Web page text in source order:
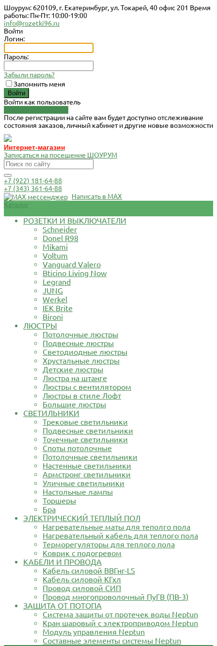
Шоурум: 620109, г. Екатеринбург, ул. Токарей, 40 офис 201 Время
работы: Пн-Пт: 10:00-19:00
info@rozetki96.ru
Войти
Логин:
Пароль:
Забыли пароль?
Запомнить меня
Войти как пользователь
После регистрации на сайте вам будет доступно отслеживание
состояния заказов, личный кабинет и другие новые возможности
Интернет-магазин
Записаться на посещение ШОУРУМ
+7 (922) 181-64-88
+7 (343) 361-64-88
Написать в MAX
Каталог
РОЗЕТКИ И ВЫКЛЮЧАТЕЛИ
Schneider
Donel R98
Mikami
Voltum
Vanguard Valero
Bticino Living Now
Legrand
JUNG
Werkel
IEK Brite
Bironi
ЛЮСТРЫ
Потолочные люстры
Подвесные люстры
Светодиодные люстры
Хрустальные люстры
Детские люстры
Люстра на штанге
Люстры с вентилятором
Люстры в стиле Лофт
Большие люстры
СВЕТИЛЬНИКИ
Трековые светильники
Подвесные светильники
Точечные светильники
Споты потолочные
Потолочные светильники
Настенные светильники
Армстронг светильники
Уличные светильники
Настольные лампы
Торшеры
Бра
ЭЛЕКТРИЧЕСКИЙ ТЕПЛЫЙ ПОЛ
Нагревательные маты для теполго пола
Нагревательный кабель для теплого пола
Терморегуляторы для теплого пола
Коврик с подогревом
КАБЕЛИ И ПРОВОДА
Кабель силовой ВВГнг-LS
Кабель силовой КГхл
Провод силовой СИП
Провод многопроволочный ПуГВ (ПВ-3)
ЗАЩИТА ОТ ПОТОПА
Система защиты от протечек воды Neptun
Кран шаровый с электроприводом Neptun
Модуль управления Neptun
Составные элементы системы Neptun